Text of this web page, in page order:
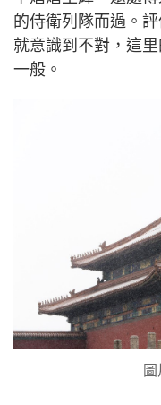
的侍衛列隊而過。
就意識到不對，這
一般。